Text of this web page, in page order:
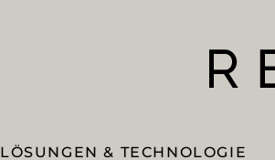
LÖSUNGEN & TECHNOLOGIE